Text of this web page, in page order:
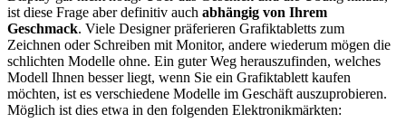
ist diese Frage aber definitiv auch abhängig von Ihrem
Geschmack. Viele Designer präferieren Grafiktabletts zum
Zeichnen oder Schreiben mit Monitor, andere wiederum mögen die
schlichten Modelle ohne. Ein guter Weg herauszufinden, welches
Modell Ihnen besser liegt, wenn Sie ein Grafiktablett kaufen
möchten, ist es verschiedene Modelle im Geschäft auszuprobieren.
Möglich ist dies etwa in den folgenden Elektronikmärkten: